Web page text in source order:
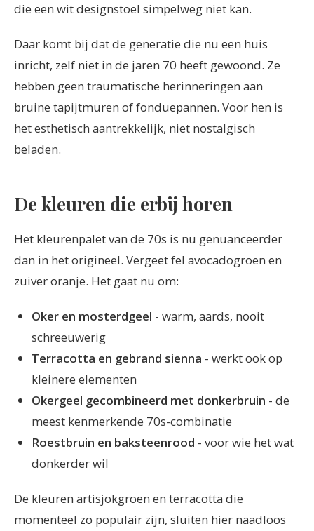
die een wit designstoel simpelweg niet kan.
Daar komt bij dat de generatie die nu een huis
inricht, zelf niet in de jaren 70 heeft gewoond. Ze
hebben geen traumatische herinneringen aan
bruine tapijtmuren of fonduepannen. Voor hen is
het esthetisch aantrekkelijk, niet nostalgisch
beladen.
De kleuren die erbij horen
Het kleurenpalet van de 70s is nu genuanceerder
dan in het origineel. Vergeet fel avocadogroen en
zuiver oranje. Het gaat nu om:
Oker en mosterdgeel - warm, aards, nooit
schreeuwerig
Terracotta en gebrand sienna - werkt ook op
kleinere elementen
Okergeel gecombineerd met donkerbruin - de
meest kenmerkende 70s-combinatie
Roestbruin en baksteenrood - voor wie het wat
donkerder wil
De kleuren artisjokgroen en terracotta die
momenteel zo populair zijn, sluiten hier naadloos